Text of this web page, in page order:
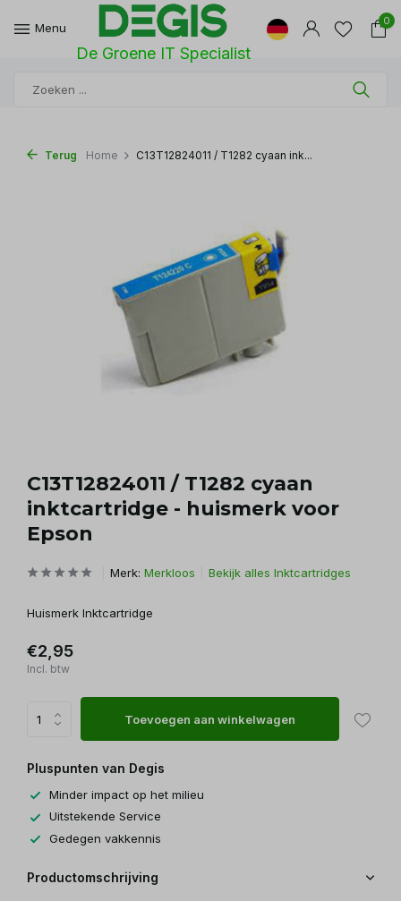
Menu
De Groene IT Specialist
0
Terug Home C13T12824011 / T1282 cyaan ink...
C13T12824011 / T1282 cyaan
inktcartridge - huismerk voor
Epson
Merk: Merkloos Bekijk alles Inktcartridges
Huismerk Inktcartridge
€2,95
Incl. btw
Toevoegen aan winkelwagen
Pluspunten van Degis
Minder impact op het milieu
Uitstekende Service
Gedegen vakkennis
Productomschrijving